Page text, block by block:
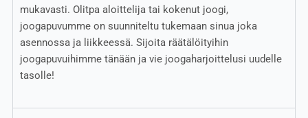
mukavasti. Olitpa aloittelija tai kokenut joogi,
joogapuvumme on suunniteltu tukemaan sinua joka
asennossa ja liikkeessä. Sijoita räätälöityihin
joogapuvuihimme tänään ja vie joogaharjoittelusi uudelle
tasolle!